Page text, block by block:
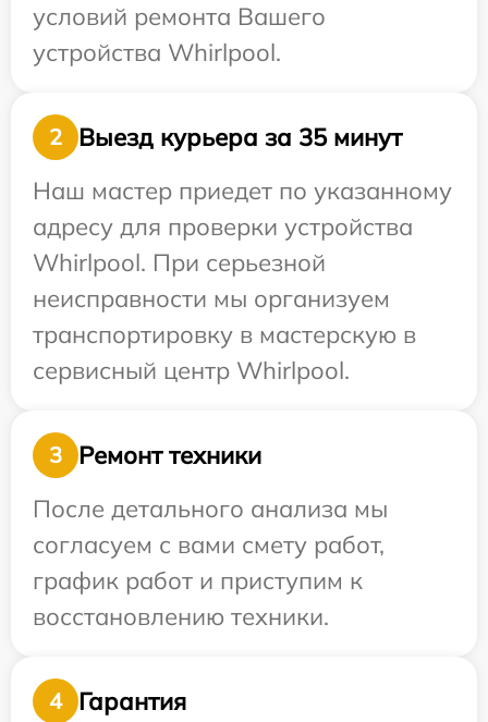
условий ремонта Вашего
устройства Whirlpool.
2
Выезд курьера за 35 минут
Наш мастер приедет по указанному
адресу для проверки устройства
Whirlpool. При серьезной
неисправности мы организуем
транспортировку в мастерскую в
сервисный центр Whirlpool.
3
Ремонт техники
После детального анализа мы
согласуем с вами смету работ,
график работ и приступим к
восстановлению техники.
4 Гарантия